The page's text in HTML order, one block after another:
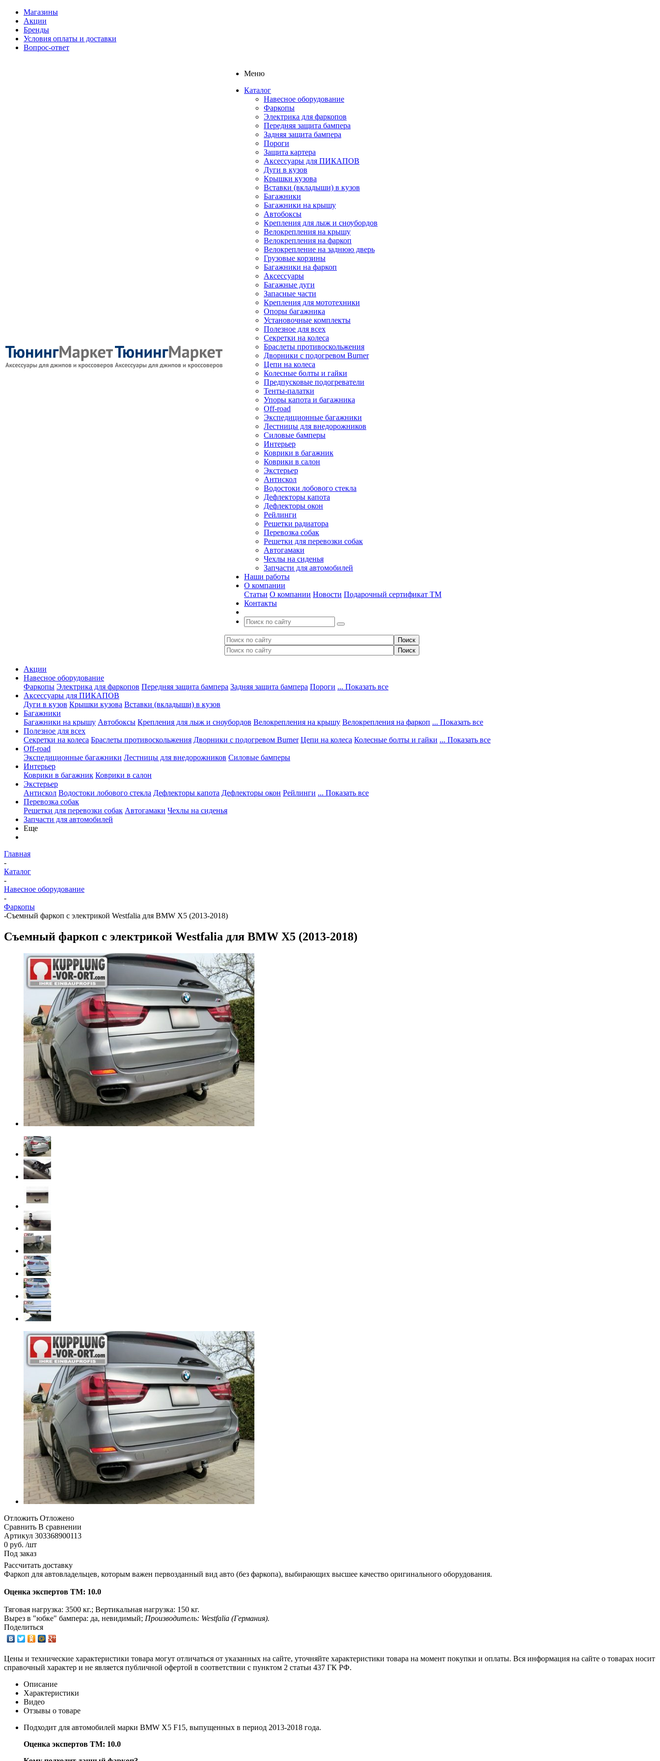
Магазины
Акции
Бренды
Условия оплаты и доставки
Вопрос-ответ
Меню
Каталог
Навесное оборудование
Фаркопы
Электрика для фаркопов
Передняя защита бампера
Задняя защита бампера
Пороги
Защита картера
Аксессуары для ПИКАПОВ
Дуги в кузов
Крышки кузова
Вставки (вкладыши) в кузов
Багажники
Багажники на крышу
Автобоксы
Крепления для лыж и сноубордов
Велокрепления на крышу
Велокрепления на фаркоп
Велокрепление на заднюю дверь
Грузовые корзины
Багажники на фаркоп
Аксессуары
Багажные дуги
Запасные части
Крепления для мототехники
Опоры багажника
Установочные комплекты
Полезное для всех
Секретки на колеса
Браслеты противоскольжения
Дворники с подогревом Burner
Цепи на колеса
Колесные болты и гайки
Предпусковые подогреватели
Тенты-палатки
Упоры капота и багажника
Off-road
Экспедиционные багажники
Лестницы для внедорожников
Силовые бамперы
Интерьер
Коврики в багажник
Коврики в салон
Экстерьер
Антискол
Водостоки лобового стекла
Дефлекторы капота
Дефлекторы окон
Рейлинги
Решетки радиатора
Перевозка собак
Решетки для перевозки собак
Автогамаки
Чехлы на сиденья
Запчасти для автомобилей
Наши работы
О компании
Статьи О компании Новости Подарочный сертификат ТМ
Контакты
Акции
Навесное оборудование
Фаркопы Электрика для фаркопов Передняя защита бампера Задняя защита бампера Пороги ... Показать все
Аксессуары для ПИКАПОВ
Дуги в кузов Крышки кузова Вставки (вкладыши) в кузов
Багажники
Багажники на крышу Автобоксы Крепления для лыж и сноубордов Велокрепления на крышу Велокрепления на фаркоп ... Показать все
Полезное для всех
Секретки на колеса Браслеты противоскольжения Дворники с подогревом Burner Цепи на колеса Колесные болты и гайки ... Показать все
Off-road
Экспедиционные багажники Лестницы для внедорожников Силовые бамперы
Интерьер
Коврики в багажник Коврики в салон
Экстерьер
Антискол Водостоки лобового стекла Дефлекторы капота Дефлекторы окон Рейлинги ... Показать все
Перевозка собак
Решетки для перевозки собак Автогамаки Чехлы на сиденья
Запчасти для автомобилей
Еще
Главная
-
Каталог
-
Навесное оборудование
-
Фаркопы
-Съемный фаркоп с электрикой Westfalia для BMW X5 (2013-2018)
Съемный фаркоп с электрикой Westfalia для BMW X5 (2013-2018)
Отложить Отложено
Сравнить В сравнении
Артикул 303368900113
0 руб. /шт
Под заказ
Рассчитать доставку
Фаркоп для автовладельцев, которым важен первозданный вид авто (без фаркопа), выбирающих высшее качество оригинального оборудования.
Оценка экспертов ТМ: 10.0
Тяговая нагрузка: 3500 кг.; Вертикальная нагрузка: 150 кг.
Вырез в "юбке" бампера: да, невидимый; Производитель: Westfalia (Германия).
Поделиться
Цены и технические характеристики товара могут отличаться от указанных на сайте, уточняйте характеристики товара на момент покупки и оплаты. Вся информация на сайте о товарах носит
справочный характер и не является публичной офертой в соответствии с пунктом 2 статьи 437 ГК РФ.
Описание
Характеристики
Видео
Отзывы о товаре
Подходит для автомобилей марки BMW X5 F15, выпущенных в период 2013-2018 года.
Оценка экспертов ТМ: 10.0